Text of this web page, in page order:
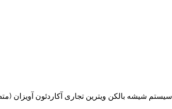
سیستم شیشه بالکن ویترین تجاری آکاردئون آویزان